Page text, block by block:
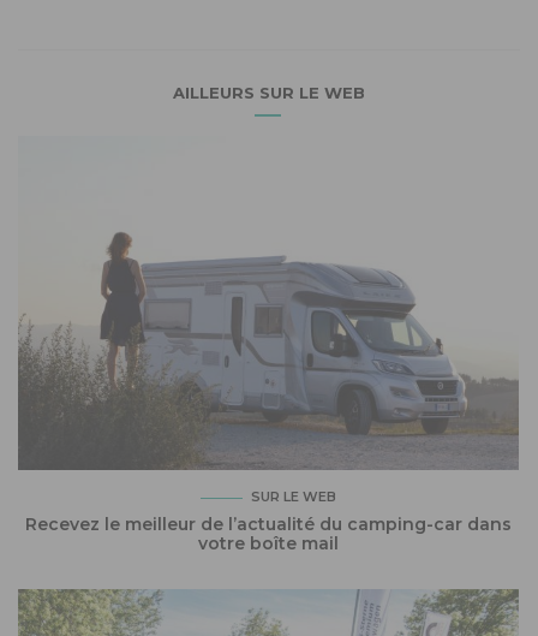
AILLEURS SUR LE WEB
SUR LE WEB
Recevez le meilleur de l’actualité du camping-car dans
votre boîte mail